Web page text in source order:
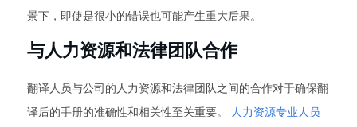
景下，即使是很小的错误也可能产生重大后果。
与人力资源和法律团队合作
翻译人员与公司的人力资源和法律团队之间的合作对于确保翻
译后的手册的准确性和相关性至关重要。
人力资源专业人员